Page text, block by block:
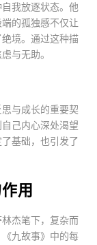
我放逐状态。他
的孤独感不仅让
境。通过这种描
与无助。
与成长的重要契
己内心深处渴望
基础，也引发了
用
杰笔下，复杂而
九故事》中的每